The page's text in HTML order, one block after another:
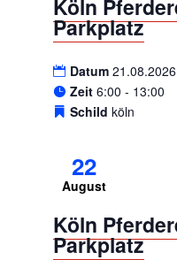
Köln
Parkplatz
Datum 21.08.2026
Zeit 6:00 - 13:00
Schild köln
22
August
Köln
Parkplatz